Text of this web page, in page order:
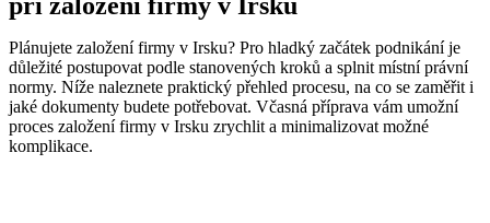
Plánujete založení firmy v Irsku? Pro hladký začátek podnikání je
důležité postupovat podle stanovených kroků a splnit místní právní
normy. Níže naleznete praktický přehled procesu, na co se zaměřit i
jaké dokumenty budete potřebovat. Včasná příprava vám umožní
proces založení firmy v Irsku zrychlit a minimalizovat možné
komplikace.